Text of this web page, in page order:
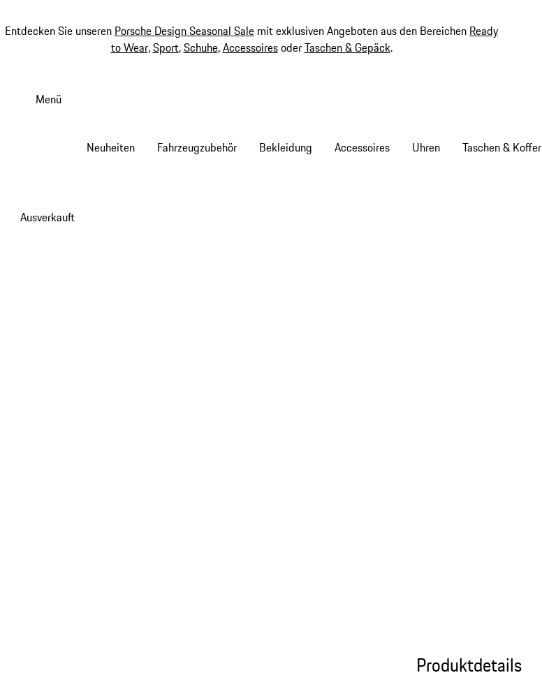
Entdecken Sie unseren Porsche Design Seasonal Sale mit exklusiven Angeboten aus den Bereichen Ready
to Wear,Sport,Schuhe,AccessoiresoderTaschen & Gepäck.
Hauptinhalt
Menü
Neuheiten Fahrzeugzubehör Bekleidung Accessoires Uhren Taschen & Koffer
Ausverkauft
Produktdetails